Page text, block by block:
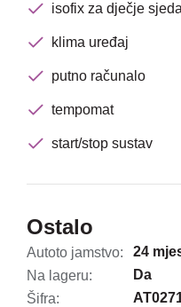
isofix za dječje
klima uređaj
putno računalo
tempomat
start/stop sustav
Ostalo
Autoto jamstvo:
24
Na lageru:
Da
Šifra: